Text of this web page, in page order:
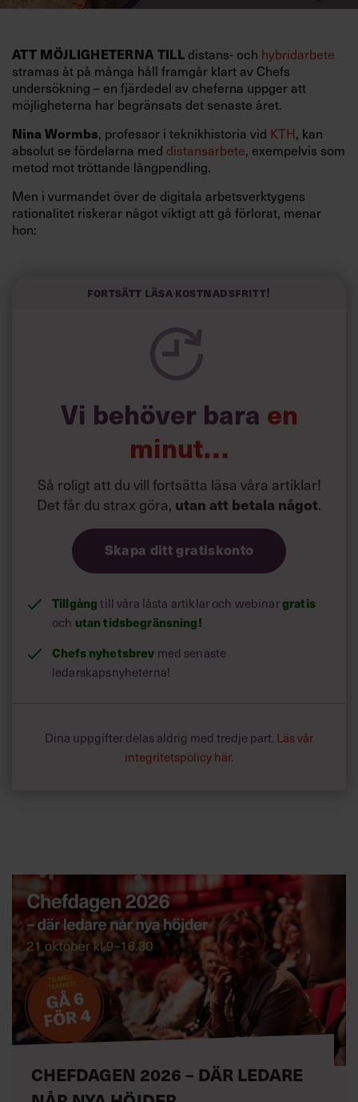
ATT MÖJLIGHETERNA TILL distans- och hybridarbete
stramas åt på många håll framgår klart av Chefs
undersökning – en fjärdedel av cheferna uppger att
möjligheterna har begränsats det senaste året.
Nina Wormbs, professor i teknikhistoria vid KTH, kan
absolut se fördelarna med distansarbete, exempelvis som
metod mot tröttande långpendling.
Men i vurmandet över de digitala arbetsverktygens
rationalitet riskerar något viktigt att gå förlorat, menar
hon:
Forskare frågande till
tillbaka?”
”De informella kontaktvägarna människor emellan låter
sig inte så gärna digitaliseras. De flesta av oss har behov
av en närmare samhörighet, det kollektiv som
arbetsplatsen erbjuder, glädjen i att träffas fysiskt och
göra saker tillsammans”, säger Nina Wormbs.
Fortsätt läsa kostnadsfritt!
Vi behöver bara en
minut…
Så roligt att du vill fortsätta läsa våra artiklar!
Det får du strax göra, utan att betala något.
Skapa ditt gratiskonto
Tillgångtill våra låsta artiklar och webinargratis
och utan tidsbegränsning!
Chefs nyhetsbrev med senaste
ledarskapsnyheterna!
Dina uppgifter delas aldrig med tredje part. Läs vår
integritetspolicy här.
CHEFDAGEN 2026 – DÄR LEDARE